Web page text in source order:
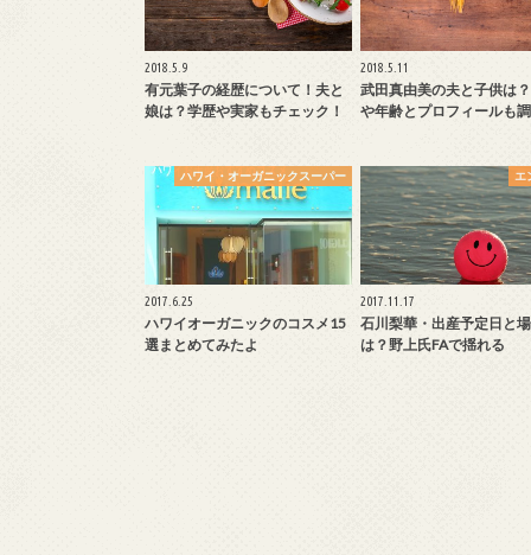
2018.5.9
有元葉子の経歴について！夫と
娘は？学歴や実家もチェック！
2018.5.11
武田真由美の夫と子供は
や年齢とプロフィールも
ハワイ・オーガニックスーパー
2017.6.25
ハワイオーガニックのコスメ15
選まとめてみたよ
エ
2017.11.17
石川梨華・出産予定日と
は？野上氏FAで揺れる